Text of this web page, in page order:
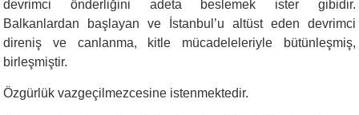
devrimci önderliğini adeta beslemek ister gibidir.
Balkanlardan başlayan ve İstanbul’u altüst eden devrimci
direniş ve canlanma, kitle mücadeleleriyle bütünleşmiş,
birleşmiştir.
Özgürlük vazgeçilmezcesine istenmektedir.